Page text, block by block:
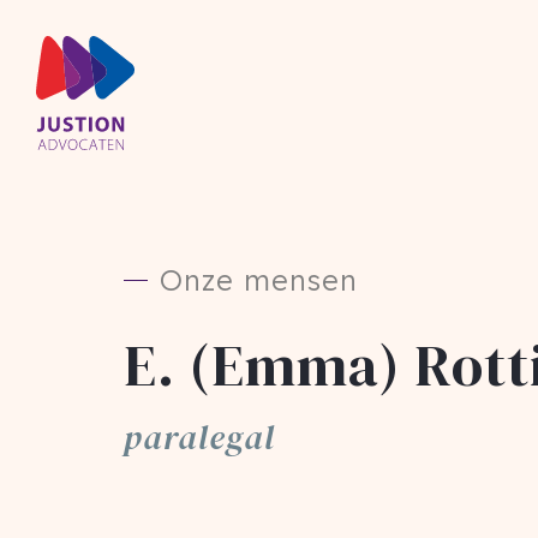
Onze mensen
E. (Emma)
paralegal